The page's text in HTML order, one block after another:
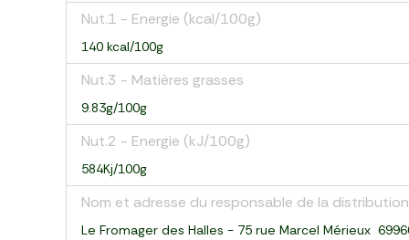
Nut.1 - Energie (kcal/100g)
140 kcal/100g
Nut.3 - Matières grasses
9.83g/100g
Nut.2 - Energie (kJ/100g)
584Kj/100g
Nom et adresse du responsable de la distribution
Le Fromager des Halles - 75 rue Marcel Mérieux